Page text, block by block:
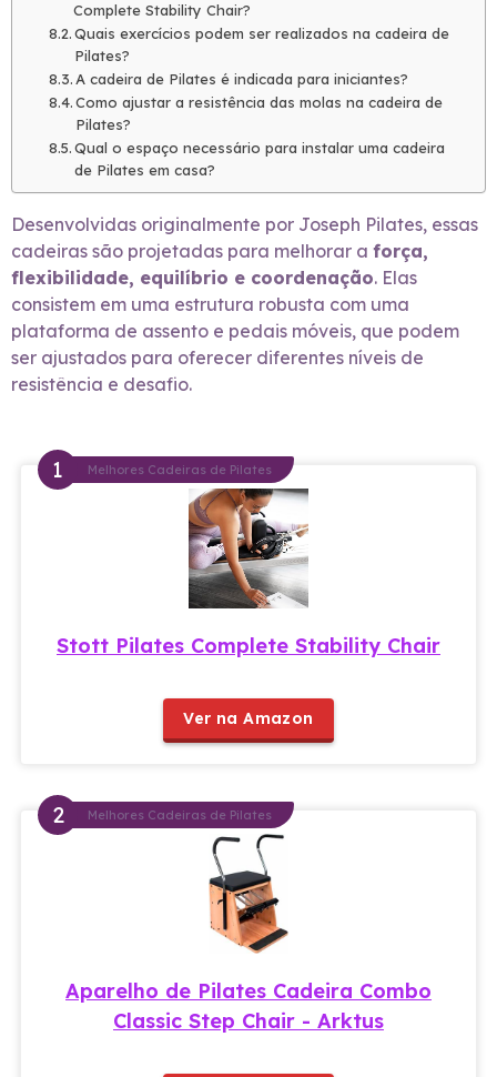
Complete Stability Chair?
Quais exercícios podem ser realizados na cadeira de
Pilates?
A cadeira de Pilates é indicada para iniciantes?
Como ajustar a resistência das molas na cadeira de
Pilates?
Qual o espaço necessário para instalar uma cadeira
de Pilates em casa?
Desenvolvidas originalmente por Joseph Pilates, essas
cadeiras são projetadas para melhorar a força,
flexibilidade, equilíbrio e coordenação. Elas
consistem em uma estrutura robusta com uma
plataforma de assento e pedais móveis, que podem
ser ajustados para oferecer diferentes níveis de
resistência e desafio.
Melhores Cadeiras de Pilates
Stott Pilates Complete Stability Chair
Ver na Amazon
Melhores Cadeiras de Pilates
Aparelho de Pilates Cadeira Combo
Classic Step Chair - Arktus